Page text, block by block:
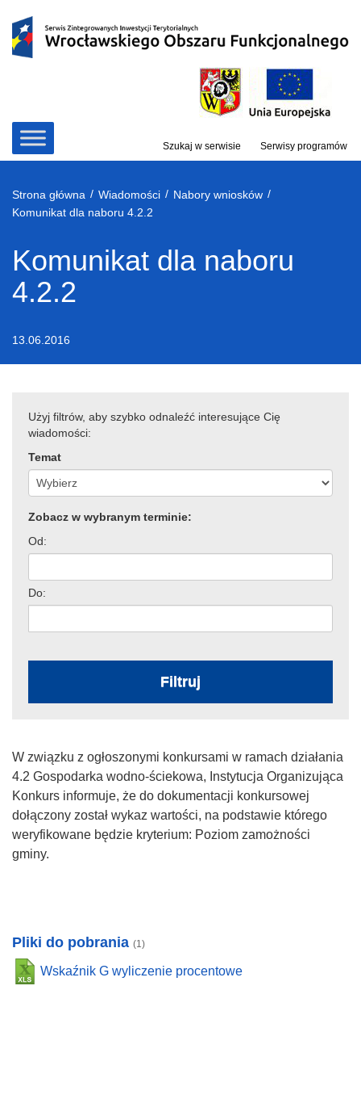
treści
Szukaj w serwisie Serwisy programów
Strona główna / Wiadomości / Nabory wniosków /
Komunikat dla naboru 4.2.2
Komunikat dla naboru
4.2.2
13.06.2016
Użyj filtrów, aby szybko odnaleźć interesujące Cię
wiadomości:
Temat
Zobacz w wybranym terminie:
Od:
Do:
Filtruj
W związku z ogłoszonymi konkursami w ramach działania
4.2 Gospodarka wodno-ściekowa, Instytucja Organizująca
Konkurs informuje, że do dokumentacji konkursowej
dołączony został wykaz wartości, na podstawie którego
weryfikowane będzie kryterium: Poziom zamożności
gminy.
Pliki do pobrania (1)
Wskaźnik G wyliczenie procentowe